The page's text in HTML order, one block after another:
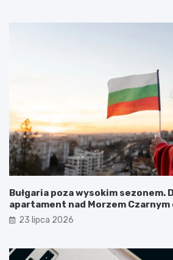
Bułgaria poza wysokim sezonem.
apartament nad Morzem Czarnym
latem?
23 lipca 2026